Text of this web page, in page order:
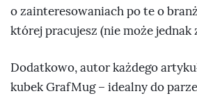
o zainteresowaniach po te o
której pracujesz (nie może
Dodatkowo, autor każdego
kubek GrafMug – idealny do